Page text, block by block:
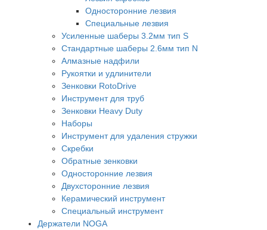
Односторонние лезвия
Специальные лезвия
Усиленные шаберы 3.2мм тип S
Стандартные шаберы 2.6мм тип N
Алмазные надфили
Рукоятки и удлинители
Зенковки RotoDrive
Инструмент для труб
Зенковки Heavy Duty
Наборы
Инструмент для удаления стружки
Скребки
Обратные зенковки
Односторонние лезвия
Двухсторонние лезвия
Керамический инструмент
Специальный инструмент
Держатели NOGA